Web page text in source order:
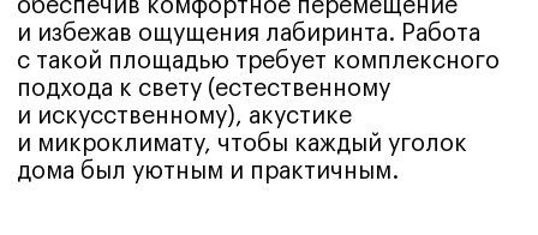
Архитектурные особенности. Работа
ведется на основе произведенных замеров
нашим специалистом. Мы анализируем
геометрию помещений, расположение
несущих конструкций, окон и инженерных
коммуникаций для создания реализуемых
решений.